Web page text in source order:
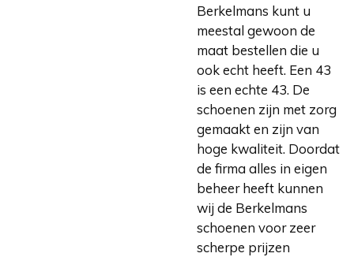
Berkelmans kunt u
meestal gewoon de
maat bestellen die u
ook echt heeft. Een 43
is een echte 43. De
schoenen zijn met zorg
gemaakt en zijn van
hoge kwaliteit. Doordat
de firma alles in eigen
beheer heeft kunnen
wij de Berkelmans
schoenen voor zeer
scherpe prijzen